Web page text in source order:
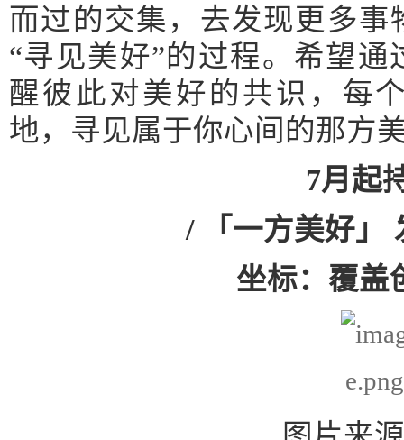
而过的交集，去发现更多
“寻见美好”的过程。希望
醒彼此对美好的共识，每
地，寻见属于你心间的那方
7月起
/ 「一方美好」
坐标：覆盖